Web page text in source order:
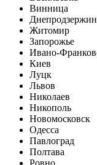
Винница
Житомир
Запорожье
Ивано-
Киев
Луцк
Львов
Николаев
Никополь
Новомосковск
Одесса
Павлоград
Полтава